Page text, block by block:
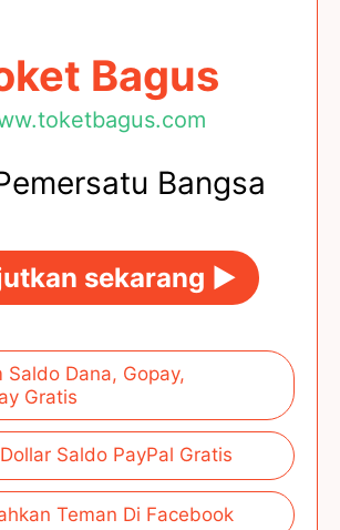
Bagus
Bangsa
sekarang ►
Saldo Dana, Gopay,
Gratis
Saldo PayPal Gratis
Teman Di Facebook